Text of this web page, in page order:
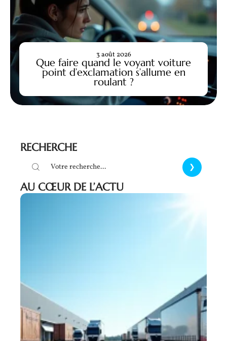
Que faire quand le voyant voiture
point d’exclamation s’allume en
roulant ?
3 août 2026
RECHERCHE
AU CŒUR DE L’ACTU